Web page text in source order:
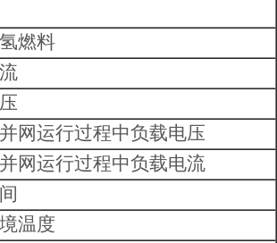
燃料
网运行过程中负载电压
网运行过程中负载电流
温度